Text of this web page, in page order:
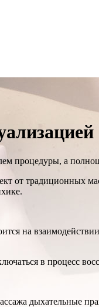
процедуры, а
от традиционных
на
в процесс
дыхательные